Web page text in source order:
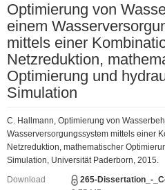
Optimierung von
einem
mittels einer
Netzreduktion,
Optimierung und
Simulation
C. Hallmann, Optimierung von
Wasserversorgungssystem mittels einer
Netzreduktion, mathematischer
Simulation, Universität Paderborn, 2015.
Download
265-Dissertation_-